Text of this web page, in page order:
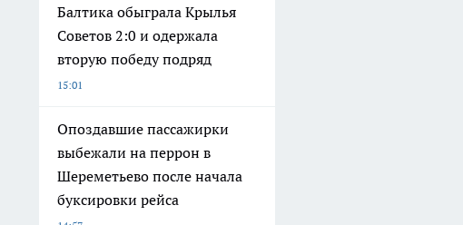
Балтика обыграла Крылья
Советов 2:0 и одержала
вторую победу подряд
15:01
Опоздавшие пассажирки
выбежали на перрон в
Шереметьево после начала
буксировки рейса